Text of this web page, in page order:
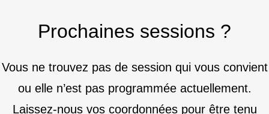
Prochaines sessions ?
Vous ne trouvez pas de session qui vous convient
ou elle n’est pas programmée actuellement.
Laissez-nous vos coordonnées pour être tenu